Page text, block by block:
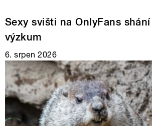
Sexy svišti na OnlyFans
výzkum
6. srpen 2026